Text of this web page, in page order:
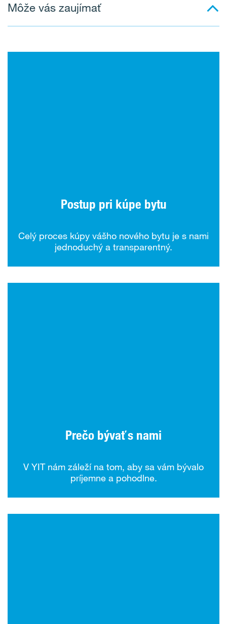
Môže vás zaujímať
Postup pri kúpe bytu
Celý proces kúpy vášho nového bytu je s nami
jednoduchý a transparentný.
Prečo bývať s nami
V YIT nám záleží na tom, aby sa vám bývalo
príjemne a pohodlne.